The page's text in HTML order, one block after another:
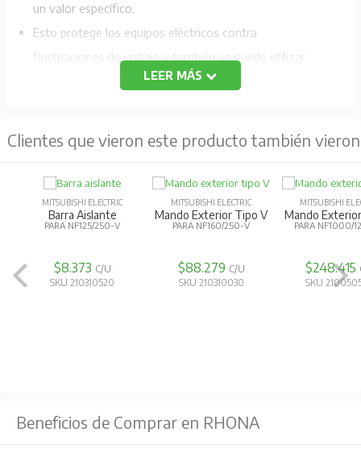
un valor específico.
Esto protege los equipos eléctricos contra
fluctuaciones de voltaje y también se puede utilizar
para el control remoto del disyuntor.
UVTN:Cierre no síncrono
LEER MÁS
Clientes que vieron este producto también vieron
MITSUBISHI ELECTRIC
Barra Aislante
PARA NF125/250-V
$8.373 C/U
SKU 210310520
MITSUBISHI ELECTRIC
Mando Exterior Tipo V
PARA NF160/250-V
$88.279 C/U
SKU 210310030
MITSUBISHI
Mando
PARA NF1000/
$248.415
SKU
Beneficios de Comprar en RHONA